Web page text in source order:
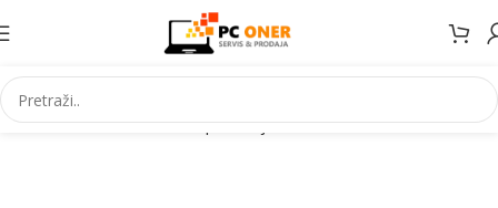
Početna Informatika PC periferija Slušalice